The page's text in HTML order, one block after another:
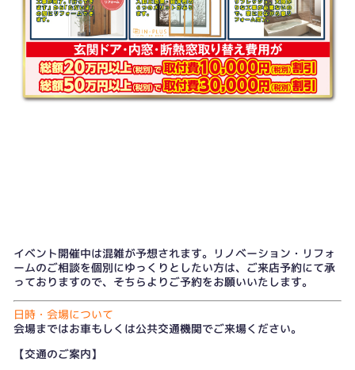
イベント開催中は混雑が予想されます。リノベーション・リフォ
ームのご相談を個別にゆっくりとしたい方は、 ご来店予約にて承
っておりますので、そちらよりご予約をお願いいたします。
日時・会場について
会場まではお車もしくは公共交通機関でご来場ください。
【交通のご案内】